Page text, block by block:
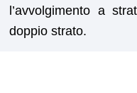
l’avvol­gi­men­to a
doppio strato.